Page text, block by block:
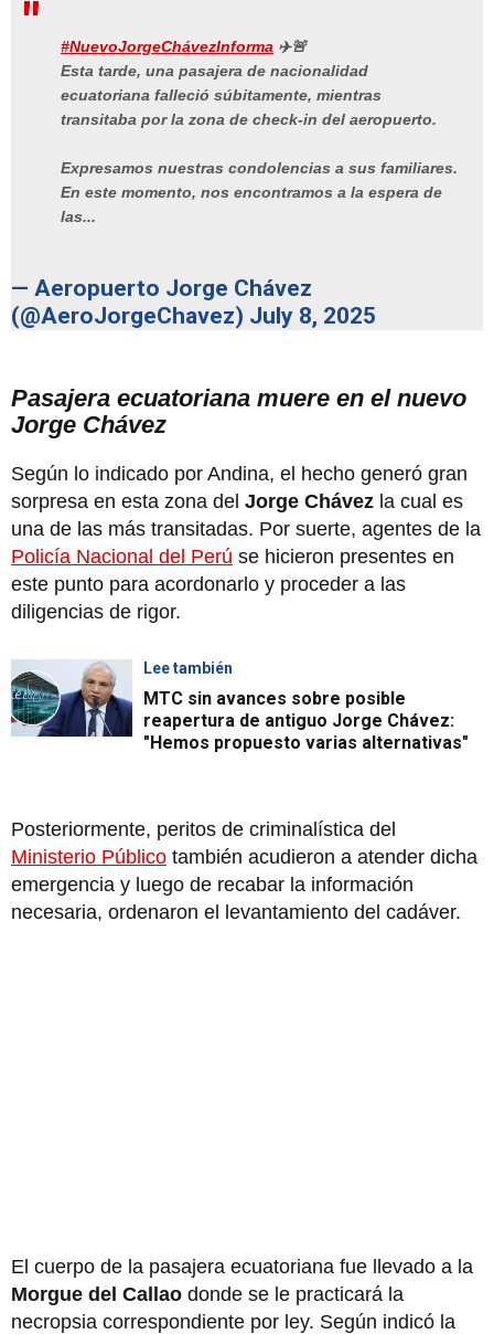
#NuevoJorgeChávezInforma ✈️🚨
Esta tarde, una pasajera de nacionalidad
ecuatoriana falleció súbitamente, mientras
transitaba por la zona de check-in del aeropuerto.
Expresamos nuestras condolencias a sus familiares.
En este momento, nos encontramos a la espera de
las...
— Aeropuerto Jorge Chávez
(@AeroJorgeChavez) July 8, 2025
Pasajera ecuatoriana muere en el nuevo
Jorge Chávez
Según lo indicado por Andina, el hecho generó gran
sorpresa en esta zona del Jorge Chávez la cual es
una de las más transitadas. Por suerte, agentes de la
Policía Nacional del Perú se hicieron presentes en
este punto para acordonarlo y proceder a las
diligencias de rigor.
Lee también
MTC sin avances sobre posible
reapertura de antiguo Jorge Chávez:
"Hemos propuesto varias alternativas"
Posteriormente, peritos de criminalística del
Ministerio Público también acudieron a atender dicha
emergencia y luego de recabar la información
necesaria, ordenaron el levantamiento del cadáver.
El cuerpo de la pasajera ecuatoriana fue llevado a la
Morgue del Callao donde se le practicará la
necropsia correspondiente por ley. Según indicó la